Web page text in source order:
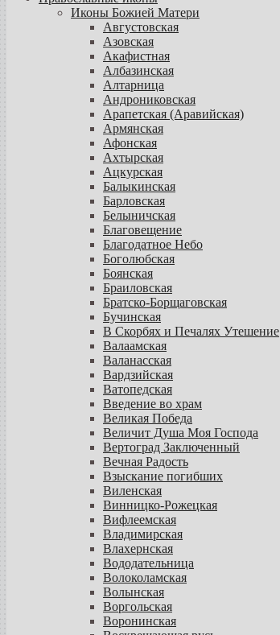
Иконы Божией Матери
Августовская
Азовская
Акафистная
Албазинская
Алтарница
Андрониковская
Арапетская (Аравийская)
Армянская
Афонская
Ахтырская
Ацкурская
Балыкинская
Барловская
Белыничская
Благовещение
Благодатное Небо
Боголюбская
Боянская
Браиловская
Братско-Борщаговская
Бучинская
В Скорбях и Печалях Утешение
Валаамская
Валанасская
Вардзийская
Ватопедская
Введение во храм
Великая Победа
Величит Душа Моя Господа
Вертоград Заключенный
Вечная Радость
Взыскание погибших
Виленская
Винницко-Рожецкая
Вифлеемская
Владимирская
Влахернская
Вододательница
Волоколамская
Волынская
Воргольская
Воронинская